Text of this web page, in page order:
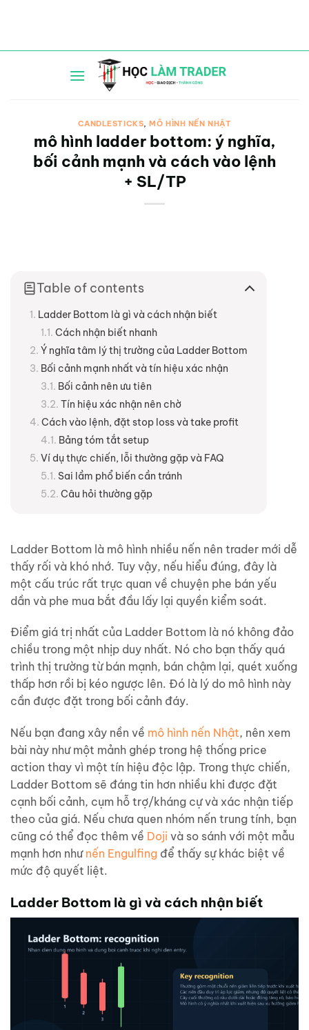
CANDLESTICKS,MÔ HÌNH NẾN NHẬT
mô hình ladder bottom: ý nghĩa,
bối cảnh mạnh và cách vào lệnh
+ SL/TP
Table of contents
Ladder Bottom là gì và cách nhận biết
Cách nhận biết nhanh
Ý nghĩa tâm lý thị trường của Ladder Bottom
Bối cảnh mạnh nhất và tín hiệu xác nhận
Bối cảnh nên ưu tiên
Tín hiệu xác nhận nên chờ
Cách vào lệnh, đặt stop loss và take profit
Bảng tóm tắt setup
Ví dụ thực chiến, lỗi thường gặp và FAQ
Sai lầm phổ biến cần tránh
Câu hỏi thường gặp
Ladder Bottom là mô hình nhiều nến nên trader mới dễ
thấy rối và khó nhớ. Tuy vậy, nếu hiểu đúng, đây là
một cấu trúc rất trực quan về chuyện phe bán yếu
dần và phe mua bắt đầu lấy lại quyền kiểm soát.
Điểm giá trị nhất của Ladder Bottom là nó không đảo
chiều trong một nhịp duy nhất. Nó cho bạn thấy quá
trình thị trường từ bán mạnh, bán chậm lại, quét xuống
thấp hơn rồi bị kéo ngược lên. Đó là lý do mô hình này
cần được đặt trong bối cảnh đáy.
Nếu bạn đang xây nền về mô hình nến Nhật, nên xem
bài này như một mảnh ghép trong hệ thống price
action thay vì một tín hiệu độc lập. Trong thực chiến,
Ladder Bottom sẽ đáng tin hơn nhiều khi được đặt
cạnh bối cảnh, cụm hỗ trợ/kháng cự và xác nhận tiếp
theo của giá. Nếu chưa quen nhóm nến trung tính, bạn
cũng có thể đọc thêm về Doji và so sánh với một mẫu
mạnh hơn như nến Engulfing để thấy sự khác biệt về
mức độ quyết liệt.
Ladder Bottom là gì và cách nhận biết